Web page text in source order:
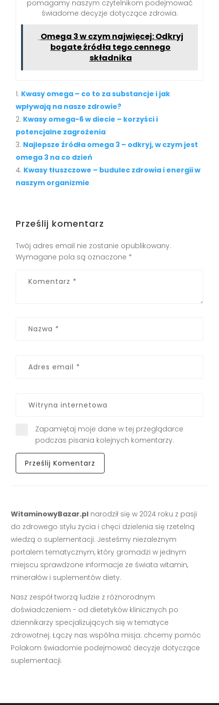
pomagamy naszym czytelnikom podejmować
świadome decyzje dotyczące zdrowia.
Omega 3 w czym najwięcej: Odkryj
bogate źródła tego cennego
składnika
Kwasy omega – co to za substancje i jak
wpływają na nasze zdrowie?
Kwasy omega-6 w diecie – korzyści i
potencjalne zagrożenia
Najlepsze źródła omega 3 – odkryj, w czym jest
omega 3 na co dzień
Kwasy tłuszczowe – budulec zdrowia i energii w
naszym organizmie
Prześlij komentarz
Twój adres email nie zostanie opublikowany.
Wymagane pola są oznaczone *
Zapamiętaj moje dane w tej przeglądarce
podczas pisania kolejnych komentarzy.
WitaminowyBazar.pl narodził się w 2024 roku z pasji
do zdrowego stylu życia i chęci dzielenia się rzetelną
wiedzą o suplementacji. Jesteśmy niezależnym
portalem tematycznym, który gromadzi w jednym
miejscu sprawdzone informacje ze świata witamin,
minerałów i suplementów diety.
Nasz zespół tworzą ludzie z różnorodnym
doświadczeniem - od dietetyków klinicznych po
dziennikarzy specjalizujących się w tematyce
zdrowotnej. Łączy nas wspólna misja: chcemy pomóc
Polakom świadomie podejmować decyzje dotyczące
suplementacji.